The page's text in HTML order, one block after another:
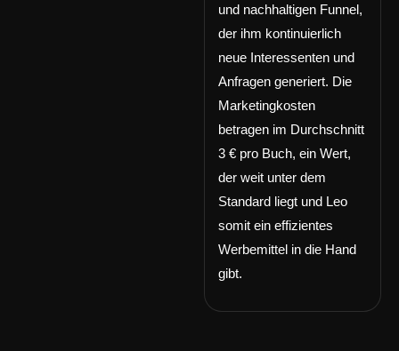
und nachhaltigen Funnel,
der ihm kontinuierlich
neue Interessenten und
Anfragen generiert. Die
Marketingkosten
betragen im Durchschnitt
3 € pro Buch, ein Wert,
der weit unter dem
Standard liegt und Leo
somit ein effizientes
Werbemittel in die Hand
gibt.